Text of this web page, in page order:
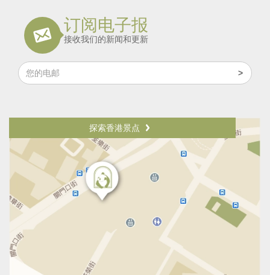
订阅电子报
接收我们的新闻和更新
探索香港景点